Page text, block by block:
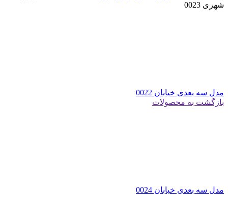
شهری 0023
مدل سه بعدی خیابان 0022
بازگشت به محصولات
مدل سه بعدی خیابان 0024